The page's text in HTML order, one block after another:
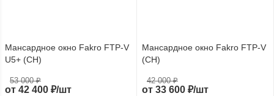
Мансардное окно Fakro FTP-V
U5+ (CH)
от 42 400 ₽/шт
53 000 ₽
Мансардное окно Fakro FTP-V
(CH)
от 33 600 ₽/шт
42 000 ₽